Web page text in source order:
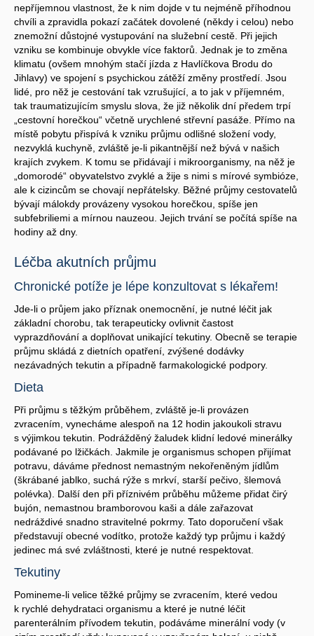
nepříjemnou vlastnost, že k nim dojde v tu nejméně příhodnou
chvíli a zpravidla pokazí začátek dovolené (někdy i celou) nebo
znemožní důstojné vystupování na služební cestě. Při jejich
vzniku se kombinuje obvykle více faktorů. Jednak je to změna
klimatu (ovšem mnohým stačí jízda z Havlíčkova Brodu do
Jihlavy) ve spojení s psychickou zátěží změny prostředí. Jsou
lidé, pro něž je cestování tak vzrušující, a to jak v příjemném,
tak traumatizujícím smyslu slova, že již několik dní předem trpí
„cestovní horečkou“ včetně urychlené střevní pasáže. Přímo na
místě pobytu přispívá k vzniku průjmu odlišné složení vody,
nezvyklá kuchyně, zvláště je-li pikantnější než bývá v našich
krajích zvykem. K tomu se přidávají i mikroorganismy, na něž je
„domorodé“ obyvatelstvo zvyklé a žije s nimi s mírové symbióze,
ale k cizincům se chovají nepřátelsky. Běžné průjmy cestovatelů
bývají málokdy provázeny vysokou horečkou, spíše jen
subfebriliemi a mírnou nauzeou. Jejich trvání se počítá spíše na
hodiny až dny.
Léčba akutních průjmu
Chronické potíže je lépe konzultovat s lékařem!
Jde-li o průjem jako příznak onemocnění, je nutné léčit jak
základní chorobu, tak terapeuticky ovlivnit častost
vyprazdňování a doplňovat unikající tekutiny. Obecně se terapie
průjmu skládá z dietních opatření, zvýšené dodávky
nezávadných tekutin a případně farmakologické podpory.
Dieta
Při průjmu s těžkým průběhem, zvláště je-li provázen
zvracením, vynecháme alespoň na 12 hodin jakoukoli stravu
s výjimkou tekutin. Podrážděný žaludek klidní ledové minerálky
podávané po lžičkách. Jakmile je organismus schopen přijímat
potravu, dáváme přednost nemastným nekořeněným jídlům
(škrábané jablko, suchá rýže s mrkví, starší pečivo, šlemová
polévka). Další den při příznivém průběhu můžeme přidat čirý
bujón, nemastnou bramborovou kaši a dále zařazovat
nedráždivé snadno stravitelné pokrmy. Tato doporučení však
představují obecné vodítko, protože každý typ průjmu i každý
jedinec má své zvláštnosti, které je nutné respektovat.
Tekutiny
Pomineme-li velice těžké průjmy se zvracením, které vedou
k rychlé dehydrataci organismu a které je nutné léčit
parenterálním přívodem tekutin, podáváme minerální vody (v